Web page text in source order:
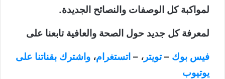
لمواكبة كل الوصفات والنصائح الجديدة.
لمعرفة كل جديد حول الصحة والعافية تابعنا على
فيس بوك –تويتر ، – اتستغرام، واشترك بقناتنا على
يوتيوب